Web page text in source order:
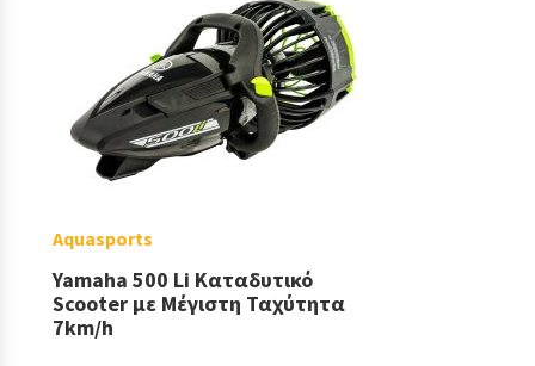
Aquasports
Yamaha 500 Li Καταδυτικό
Scooter με Μέγιστη Ταχύτητα
7km/h